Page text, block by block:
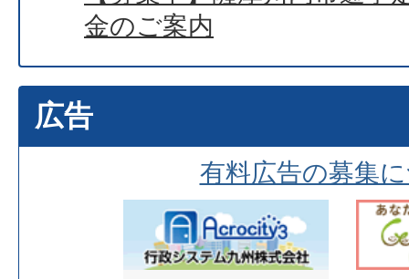
金のご案内
広告
有料広告の募集